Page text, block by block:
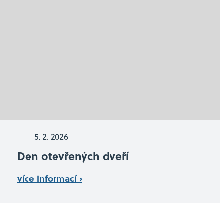
5. 2. 2026
Den otevřených dveří
více informací ›